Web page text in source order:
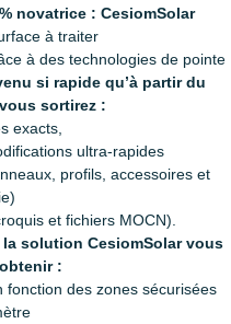
novatrice : CesiomSolar
à traiter
à des technologies de pointe
si rapide qu’à partir du
sortirez :
exacts,
ultra-rapides
profils, accessoires et
et fichiers MOCN).
solution CesiomSolar vous
:
fonction des zones sécurisées